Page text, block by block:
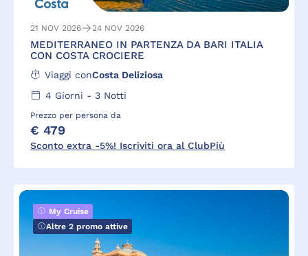
21 NOV 2026 24 NOV 2026
MEDITERRANEO IN PARTENZA DA BARI ITALIA
CON COSTA CROCIERE
Viaggi conCosta Deliziosa
4 Giorni - 3Notti
Prezzo per persona da
€ 479
Sconto extra -5%! Iscriviti ora al ClubPiù
My Cruise
Altre 2 promo attive